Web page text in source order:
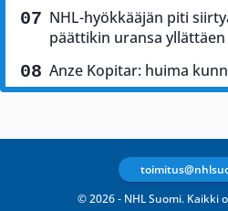
NHL-hyökkääjän piti
päättikin uransa
Anze Kopitar: huima
© 2026 - NHL Suomi. Kaikki